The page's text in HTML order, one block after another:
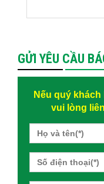
GỬI YÊU CẦU
Nếu quý
vui lòng